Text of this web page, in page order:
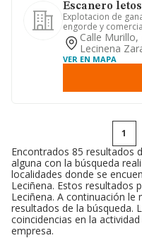
Escanero
Explotacion de
engorde y
de ganado porcino.
Calle Murillo,
Lecinena
VER EN MAPA
1
Encontrados 85 resultados
alguna con la búsqueda
localidades donde se
Leciñena. Estos resultados
Leciñena. A continuación
resultados de la búsqueda.
coincidencias en la
empresa.